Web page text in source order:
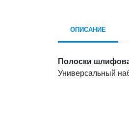
ОПИСАНИЕ
Полоски
Универсальный